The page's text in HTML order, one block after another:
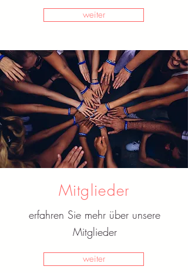
weiter
Mitglieder
erfahren Sie mehr über unsere
Mitglieder
weiter